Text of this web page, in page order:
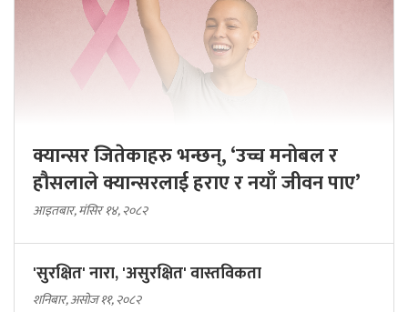
क्यान्सर जितेकाहरु भन्छन्, ‘उच्च मनोबल र
हौसलाले क्यान्सरलाई हराए र नयाँ जीवन पाए’
आइतबार, मंसिर १४, २०८२
'सुरक्षित' नारा, 'असुरक्षित' वास्तविकता
शनिबार, असोज ११, २०८२